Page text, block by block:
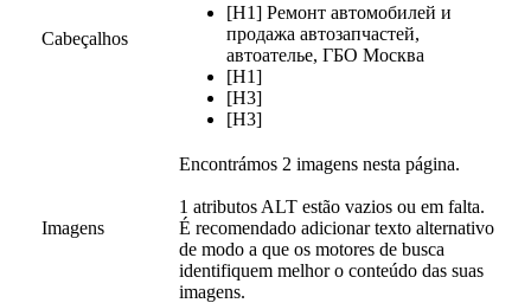
Cabeçalhos
[H1] Ремонт автомобилей и
продажа автозапчастей,
автоателье, ГБО Москва
[H1]
[H3]
[H3]
Imagens
Encontrámos 2 imagens nesta página.
1 atributos ALT estão vazios ou em falta.
É recomendado adicionar texto alternativo
de modo a que os motores de busca
identifiquem melhor o conteúdo das suas
imagens.